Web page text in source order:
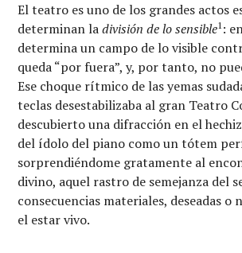
El teatro es uno de los grandes actos
determinan ladivisión de lo sensible1 :
determina un campo de lo visible
queda “por fuera”, y, por tanto, no
Ese choque rítmico de las yemas
teclas desestabilizaba al gran Teatro
descubierto una difracción en el
del ídolo del piano como un tótem
sorprendiéndome gratamente al
divino, aquel rastro de semejanza del
consecuencias materiales, deseadas o
el estar vivo.